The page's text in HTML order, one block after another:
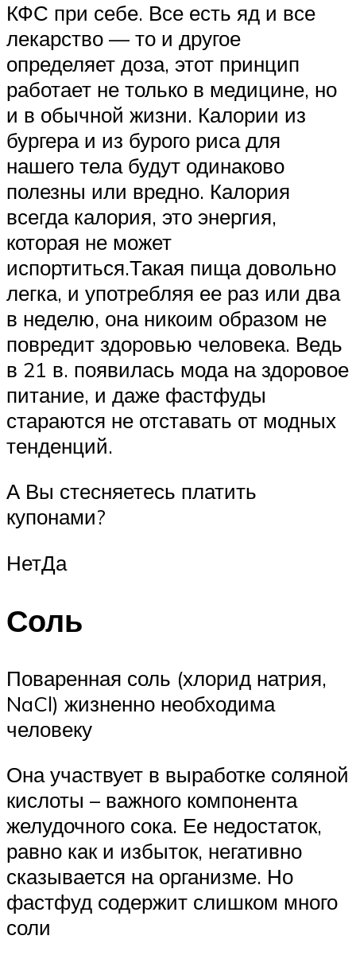
КФС при себе. Все есть яд и все
лекарство — то и другое
определяет доза, этот принцип
работает не только в медицине, но
и в обычной жизни. Калории из
бургера и из бурого риса для
нашего тела будут одинаково
полезны или вредно. Калория
всегда калория, это энергия,
которая не может
испортиться.Такая пища довольно
легка, и употребляя ее раз или два
в неделю, она никоим образом не
повредит здоровью человека. Ведь
в 21 в. появилась мода на здоровое
питание, и даже фастфуды
стараются не отставать от модных
тенденций.
А Вы стесняетесь платить
купонами?
НетДа
Соль
Поваренная соль (хлорид натрия,
NaCl) жизненно необходима
человеку
Она участвует в выработке соляной
кислоты – важного компонента
желудочного сока. Ее недостаток,
равно как и избыток, негативно
сказывается на организме. Но
фастфуд содержит слишком много
соли